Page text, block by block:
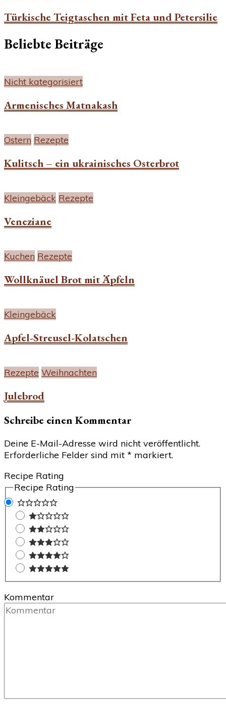
Türkische Teigtaschen mit Feta und Petersilie
Beliebte Beiträge
Nicht kategorisiert
Armenisches Matnakash
Ostern Rezepte
Kulitsch – ein ukrainisches Osterbrot
Kleingebäck Rezepte
Veneziane
Kuchen Rezepte
Wollknäuel Brot mit Äpfeln
Kleingebäck
Apfel-Streusel-Kolatschen
Rezepte Weihnachten
Julebrod
Schreibe einen Kommentar
Deine E-Mail-Adresse wird nicht veröffentlicht.
Erforderliche Felder sind mit * markiert.
Recipe Rating
Recipe Rating
Kommentar